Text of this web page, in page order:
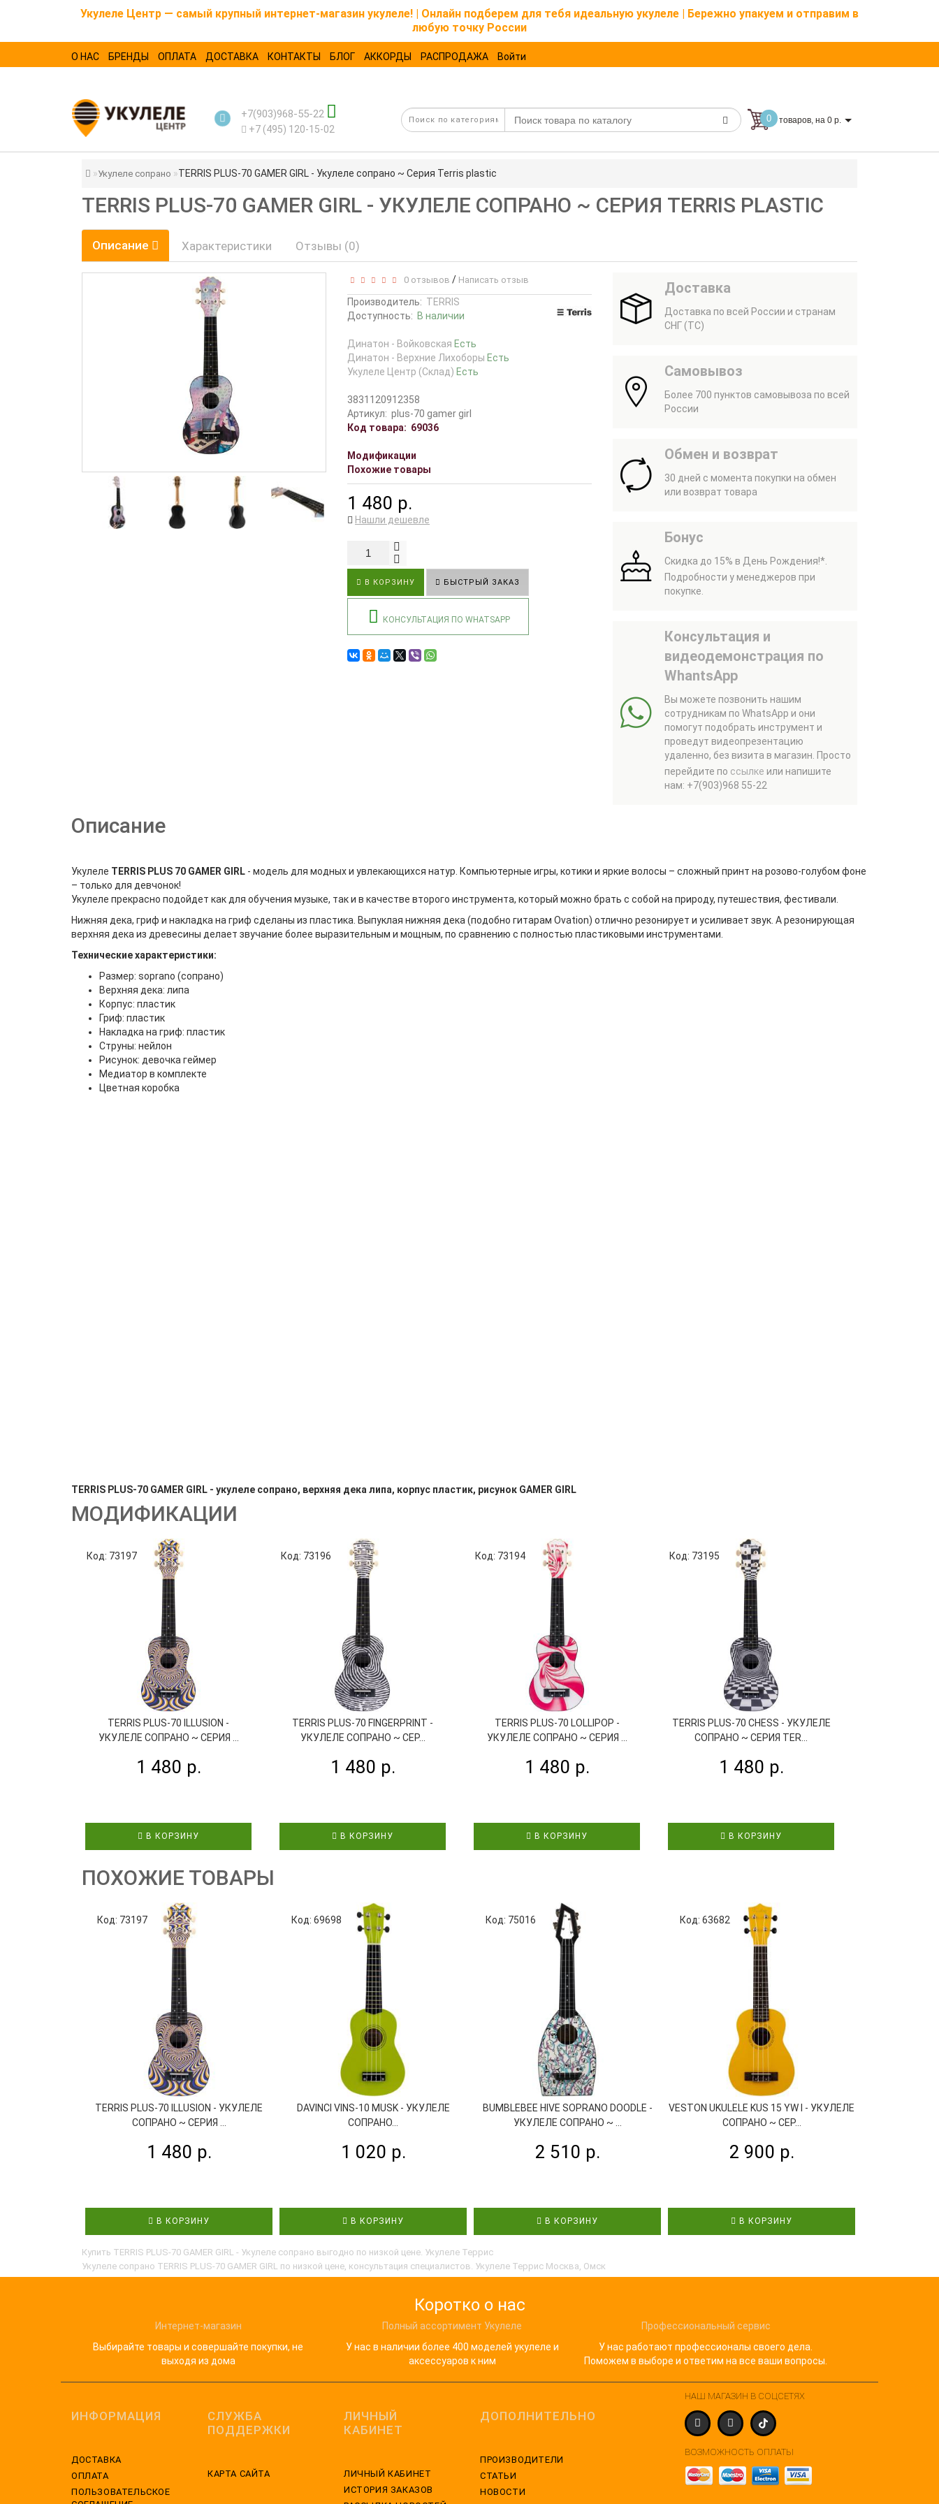
Укулеле Центр — самый крупный интернет-магазин укулеле! | Онлайн подберем для тебя идеальную укулеле | Бережно упакуем и отправим в
любую точку России
О НАС БРЕНДЫ ОПЛАТА ДОСТАВКА КОНТАКТЫ БЛОГ АККОРДЫ РАСПРОДАЖА Войти
+7(903)968-55-22
+7 (495) 120-15-02
0 товаров, на 0 р.
Укулеле сопрано TERRIS PLUS-70 GAMER GIRL - Укулеле сопрано ~ Серия Terris plastic
TERRIS PLUS-70 GAMER GIRL - УКУЛЕЛЕ СОПРАНО ~ СЕРИЯ TERRIS PLASTIC
Описание Характеристики Отзывы (0)
0 отзывов / Написать отзыв
Производитель: TERRIS
Доступность: В наличии
Динатон - Войковская Есть
Динатон - Верхние Лихоборы Есть
Укулеле Центр (Склад) Есть
3831120912358
Артикул: plus-70 gamer girl
Код товара: 69036
Модификации
Похожие товары
1 480 р.
Нашли дешевле
В КОРЗИНУ БЫСТРЫЙ ЗАКАЗ
КОНСУЛЬТАЦИЯ ПО WHATSAPP
Доставка
Доставка по всей России и странам
СНГ (ТС)
Самовывоз
Более 700 пунктов самовывоза по всей
России
Обмен и возврат
30 дней с момента покупки на обмен
или возврат товара
Бонус
Скидка до 15% в День Рождения!*.
Подробности у менеджеров при
покупке.
Консультация и
видеодемонстрация по
WhantsApp
Вы можете позвонить нашим
сотрудникам по WhatsApp и они
помогут подобрать инструмент и
проведут видеопрезентацию
удаленно, без визита в магазин. Просто
перейдите по ссылке или напишите
нам: +7(903)968 55-22
Описание
Укулеле TERRIS PLUS 70 GAMER GIRL - модель для модных и увлекающихся натур. Компьютерные игры, котики и яркие волосы – сложный принт на розово-голубом фоне
– только для девчонок!
Укулеле прекрасно подойдет как для обучения музыке, так и в качестве второго инструмента, который можно брать с собой на природу, путешествия, фестивали.
Нижняя дека, гриф и накладка на гриф сделаны из пластика. Выпуклая нижняя дека (подобно гитарам Ovation) отлично резонирует и усиливает звук. А резонирующая
верхняя дека из древесины делает звучание более выразительным и мощным, по сравнению с полностью пластиковыми инструментами.
Технические характеристики:
Размер: soprano (сопрано)
Верхняя дека: липа
Корпус: пластик
Гриф: пластик
Накладка на гриф: пластик
Струны: нейлон
Рисунок: девочка геймер
Медиатор в комплекте
Цветная коробка
TERRIS PLUS-70 GAMER GIRL - укулеле сопрано, верхняя дека липа, корпус пластик, рисунок GAMER GIRL
МОДИФИКАЦИИ
Код: 73197
TERRIS PLUS-70 ILLUSION -
УКУЛЕЛЕ СОПРАНО ~ СЕРИЯ ...
1 480 р.
В КОРЗИНУ
Код: 73196
TERRIS PLUS-70 FINGERPRINT -
УКУЛЕЛЕ СОПРАНО ~ СЕР...
1 480 р.
В КОРЗИНУ
Код: 73194
TERRIS PLUS-70 LOLLIPOP -
УКУЛЕЛЕ СОПРАНО ~ СЕРИЯ ...
1 480 р.
В КОРЗИНУ
Код: 73195
TERRIS PLUS-70 CHESS - УКУЛЕЛЕ
СОПРАНО ~ СЕРИЯ TER...
1 480 р.
В КОРЗИНУ
ПОХОЖИЕ ТОВАРЫ
Код: 73197
TERRIS PLUS-70 ILLUSION - УКУЛЕЛЕ
СОПРАНО ~ СЕРИЯ ...
1 480 р.
В КОРЗИНУ
Код: 69698
DAVINCI VINS-10 MUSK - УКУЛЕЛЕ
СОПРАНО...
1 020 р.
В КОРЗИНУ
Код: 75016
BUMBLEBEE HIVE SOPRANO DOODLE -
УКУЛЕЛЕ СОПРАНО ~ ...
2 510 р.
В КОРЗИНУ
Код: 63682
VESTON UKULELE KUS 15 YW I - УКУЛЕЛЕ
СОПРАНО ~ СЕР...
2 900 р.
В КОРЗИНУ
Купить TERRIS PLUS-70 GAMER GIRL - Укулеле сопрано выгодно по низкой цене. Укулеле Террис
Укулеле сопрано TERRIS PLUS-70 GAMER GIRL по низкой цене, консультация специалистов. Укулеле Террис Москва, Омск
Коротко о нас
Интернет-магазин
Выбирайте товары и совершайте покупки, не
выходя из дома
Полный ассортимент Укулеле
У нас в наличии более 400 моделей укулеле и
аксессуаров к ним
Профессиональный сервис
У нас работают профессионалы своего дела.
Поможем в выборе и ответим на все ваши вопросы.
ИНФОРМАЦИЯ
ДОСТАВКА
ОПЛАТА
ПОЛЬЗОВАТЕЛЬСКОЕ
СЛУЖБА
ПОДДЕРЖКИ
КАРТА САЙТА
ЛИЧНЫЙ
КАБИНЕТ
ЛИЧНЫЙ КАБИНЕТ
ИСТОРИЯ ЗАКАЗОВ
ДОПОЛНИТЕЛЬНО
ПРОИЗВОДИТЕЛИ
СТАТЬИ
НОВОСТИ
НАШ МАГАЗИН В СОЦСЕТЯХ
ВОЗМОЖНОСТЬ ОПЛАТЫ